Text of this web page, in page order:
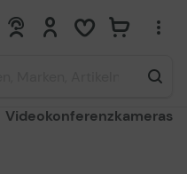
0 0
Videokonferenzkameras